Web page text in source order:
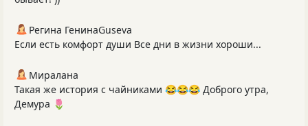
Регина ГенинаGuseva
Если есть комфорт души Все дни в жизни хороши...
Миралана
Такая же история с чайниками 😂😂😂 Доброго утра,
Демура 🌷